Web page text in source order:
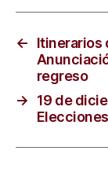
←
Itinerarios
regreso
→
19 de
Elecciones